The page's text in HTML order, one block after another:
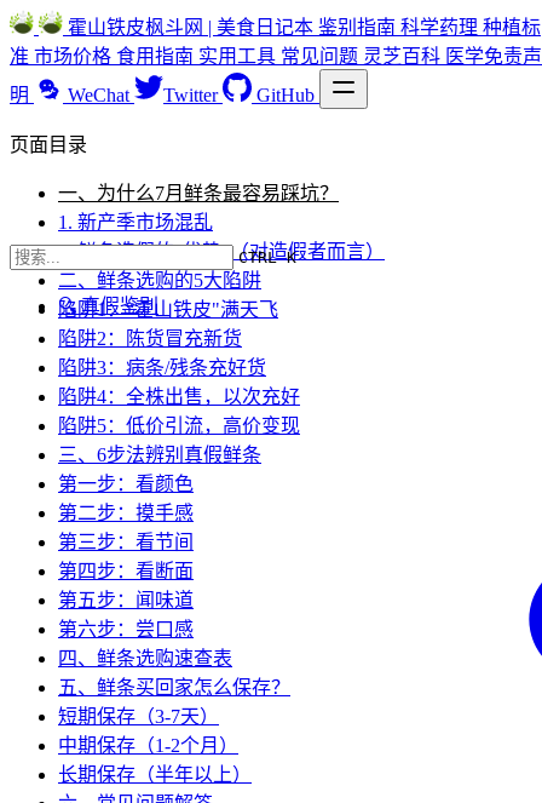
霍山铁皮枫斗网 | 美食日记本 鉴别指南 科学药理 种植标
准 市场价格 食用指南 实用工具 常见问题 灵芝百科 医学免责声
明
WeChat Twitter GitHub
CTRL K
🔍 真假鉴别
页面目录
一、为什么7月鲜条最容易踩坑？
1. 新产季市场混乱
2. 鲜条造假的"优势"（对造假者而言）
二、鲜条选购的5大陷阱
陷阱1：“霍山铁皮"满天飞
陷阱2：陈货冒充新货
陷阱3：病条/残条充好货
陷阱4：全株出售，以次充好
陷阱5：低价引流，高价变现
三、6步法辨别真假鲜条
第一步：看颜色
第二步：摸手感
第三步：看节间
第四步：看断面
第五步：闻味道
第六步：尝口感
四、鲜条选购速查表
五、鲜条买回家怎么保存？
短期保存（3-7天）
中期保存（1-2个月）
长期保存（半年以上）